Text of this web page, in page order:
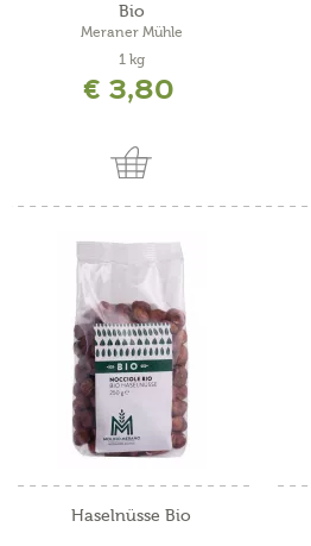
Bio
Meraner Mühle
1 kg
€ 3,80
Haselnüsse Bio